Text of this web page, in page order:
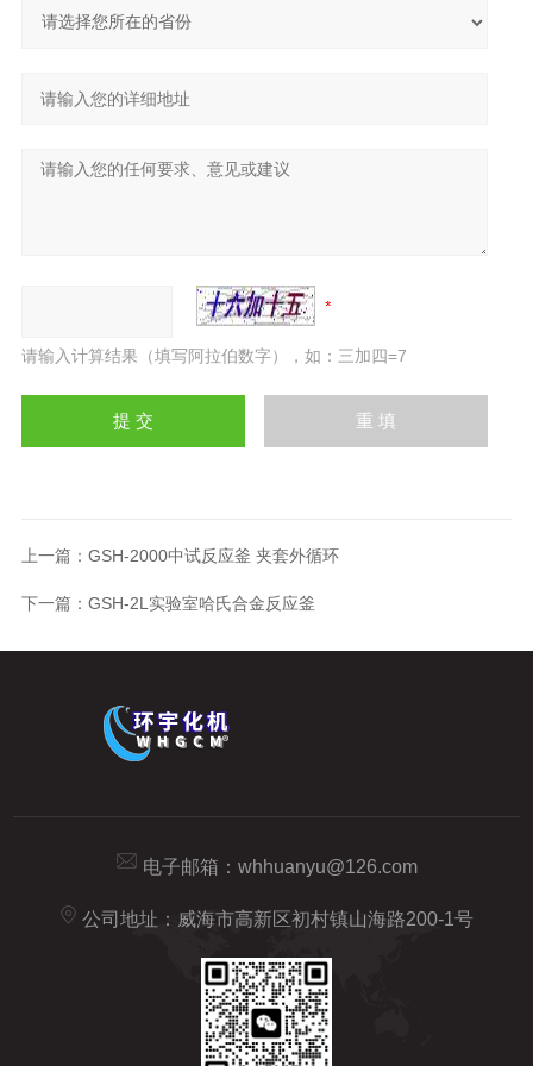
请输入计算结果（填写阿拉伯数字），如：三加四=7
上一篇： GSH-2000中试反应釜 夹套外循环
下一篇： GSH-2L实验室哈氏合金反应釜
电子邮箱： whhuanyu@126.com
公司地址：威海市高新区初村镇山海路200-1号